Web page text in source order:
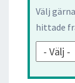
Välj
hittade